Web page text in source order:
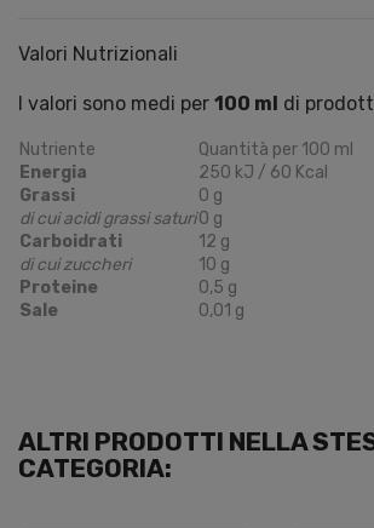
Valori Nutrizionali
I valori sono medi per 100 ml di
Nutriente
Quantità per 100 ml
Energia
250 kJ / 60 Kcal
Grassi
0 g
di cui acidi grassi saturi0 g
Carboidrati
12 g
di cui zuccheri
10 g
Proteine
0,5 g
Sale
0,01 g
ALTRI PRODOTTI NELLA
CATEGORIA: